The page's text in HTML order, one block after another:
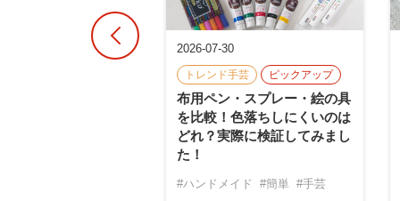
2026-07-30
トレンド手芸 ピックアップ
布用ペン・スプレー・絵の具
を比較！色落ちしにくいのは
どれ？実際に検証してみまし
た！
#ハンドメイド #簡単 #手芸